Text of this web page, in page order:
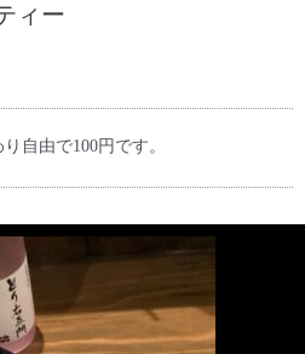
ィー
自由で100円です。